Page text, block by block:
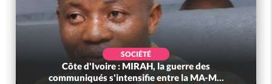
SOCIÉTÉ
Côte d'Ivoire : MIRAH, la guerre des
communiqués s'intensifie entre la MA-M...